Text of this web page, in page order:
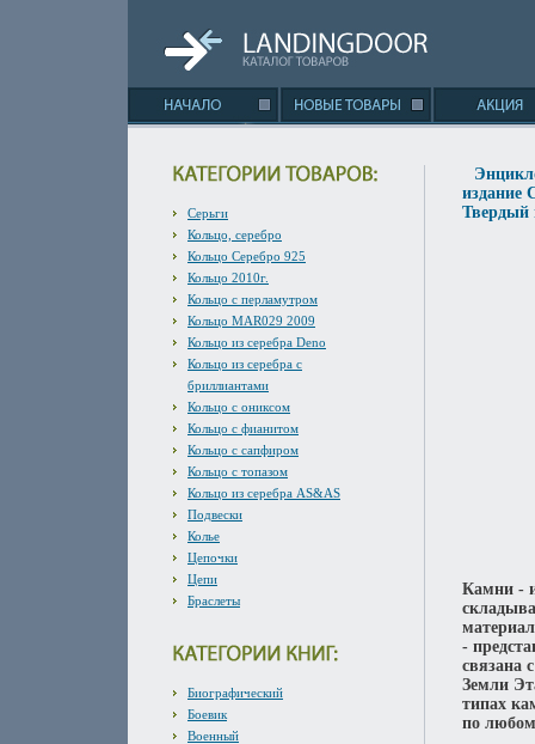
Серьги
Кольцо, серебро
Кольцо Серебро 925
Кольцо 2010г.
Кольцо с перламутром
Кольцо MAR029 2009
Кольцо из серебра Deno
Кольцо из серебра с
бриллиантами
Кольцо с ониксом
Кольцо с фианитом
Кольцо с сапфиром
Кольцо с топазом
Кольцо из серебра AS&AS
Подвески
Колье
Цепочки
Цепи
Браслеты
Биографический
Боевик
Военный
издание
Твердый
Камни -
-
связана
Земли
типах
по